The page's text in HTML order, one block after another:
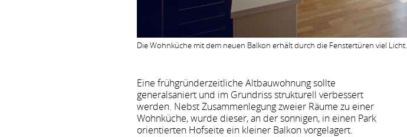
Die Wohnküche mit dem neuen Balkon erhält durch die Fenstertüren viel Licht.
Eine frühgründerzeitliche Altbauwohnung sollte
generalsaniert und im Grundriss strukturell verbessert
werden. Nebst Zusammenlegung zweier Räume zu einer
Wohnküche, wurde dieser, an der sonnigen, in einen Park
orientierten Hofseite ein kleiner Balkon vorgelagert.